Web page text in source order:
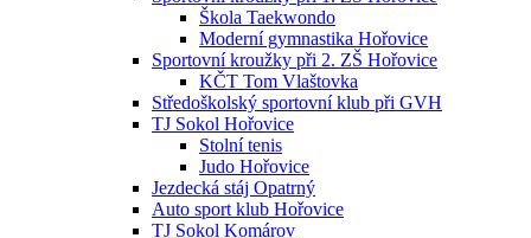
Škola Taekwondo
Moderní gymnastika Hořovice
Sportovní kroužky při 2. ZŠ Hořovice
KČT Tom Vlaštovka
Středoškolský sportovní klub při GVH
TJ Sokol Hořovice
Stolní tenis
Judo Hořovice
Jezdecká stáj Opatrný
Auto sport klub Hořovice
TJ Sokol Komárov